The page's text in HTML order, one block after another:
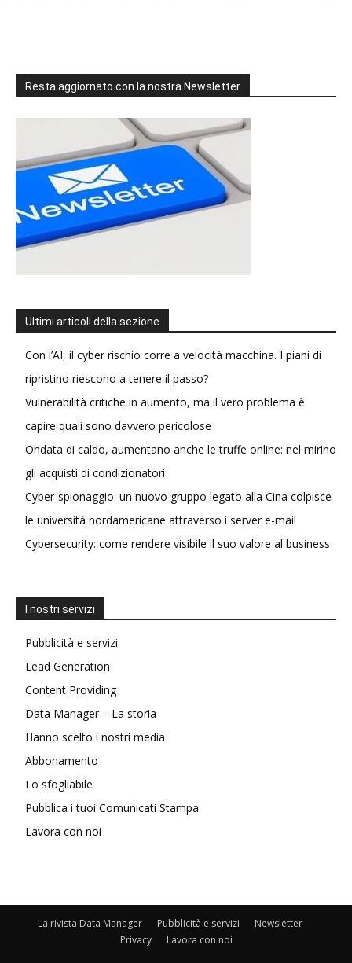
Resta aggiornato con la nostra Newsletter
Ultimi articoli della sezione
Con l’AI, il cyber rischio corre a velocità macchina. I piani di
ripristino riescono a tenere il passo?
Vulnerabilità critiche in aumento, ma il vero problema è
capire quali sono davvero pericolose
Ondata di caldo, aumentano anche le truffe online: nel mirino
gli acquisti di condizionatori
Cyber-spionaggio: un nuovo gruppo legato alla Cina colpisce
le università nordamericane attraverso i server e-mail
Cybersecurity: come rendere visibile il suo valore al business
I nostri servizi
Pubblicità e servizi
Lead Generation
Content Providing
Data Manager – La storia
Hanno scelto i nostri media
Abbonamento
Lo sfogliabile
Pubblica i tuoi Comunicati Stampa
Lavora con noi
La rivista Data Manager Pubblicità e servizi
Newsletter
Privacy
Lavora con noi